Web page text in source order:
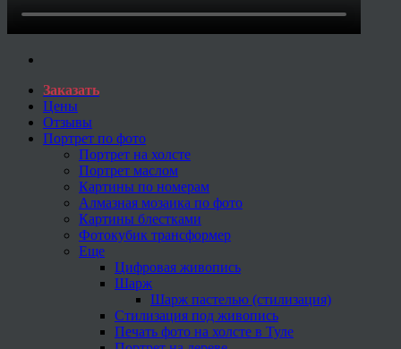
Заказать
Цены
Отзывы
Портрет по фото
Портрет на холсте
Портрет маслом
Картины по номерам
Алмазная мозаика по фото
Картины блестками
Фотокубик трансформер
Еще
Цифровая живопись
Шарж
Шарж пастелью (стилизация)
Стилизация под живопись
Печать фото на холсте в Туле